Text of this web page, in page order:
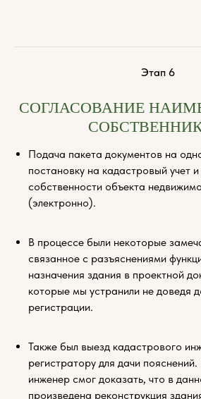
Этап 6
СОГЛАСОВАНИЕ
Подача пакета документов на
постановку на кадастровый учет
собственности объекта
(электронно).
В процессе были некоторые
связанное с разъяснениями
назначения здания в проектной
которые мы устранили не доведя
регистрации.
Также был выезд кадастрового
регистратору для дачи
инженер смог доказать, что в
произведена реконструкция